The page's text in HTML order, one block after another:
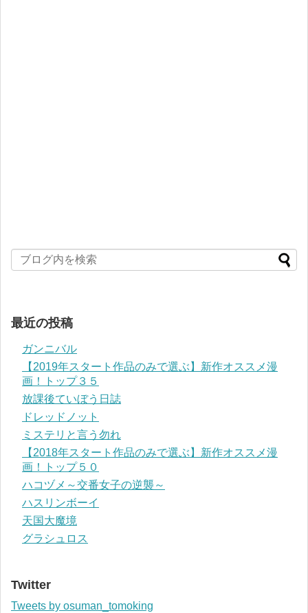
最近の投稿
ガンニバル
【2019年スタート作品のみで選ぶ】新作オススメ漫
画！トップ３５
放課後ていぼう日誌
ドレッドノット
ミステリと言う勿れ
【2018年スタート作品のみで選ぶ】新作オススメ漫
画！トップ５０
ハコヅメ～交番女子の逆襲～
ハスリンボーイ
天国大魔境
グラシュロス
Twitter
Tweets by osuman_tomoking